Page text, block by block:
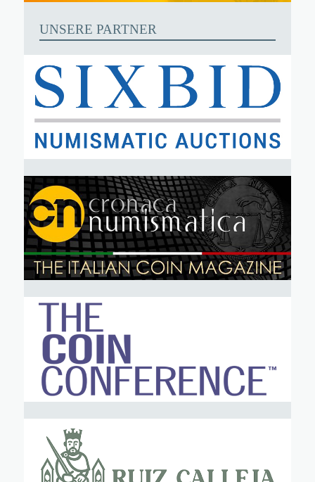
UNSERE PARTNER